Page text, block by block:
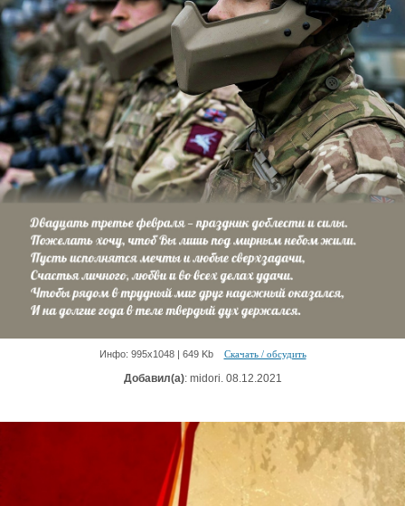
Инфо: 995х1048 | 649 Kb Скачать / обсудить
Добавил(а): midori. 08.12.2021